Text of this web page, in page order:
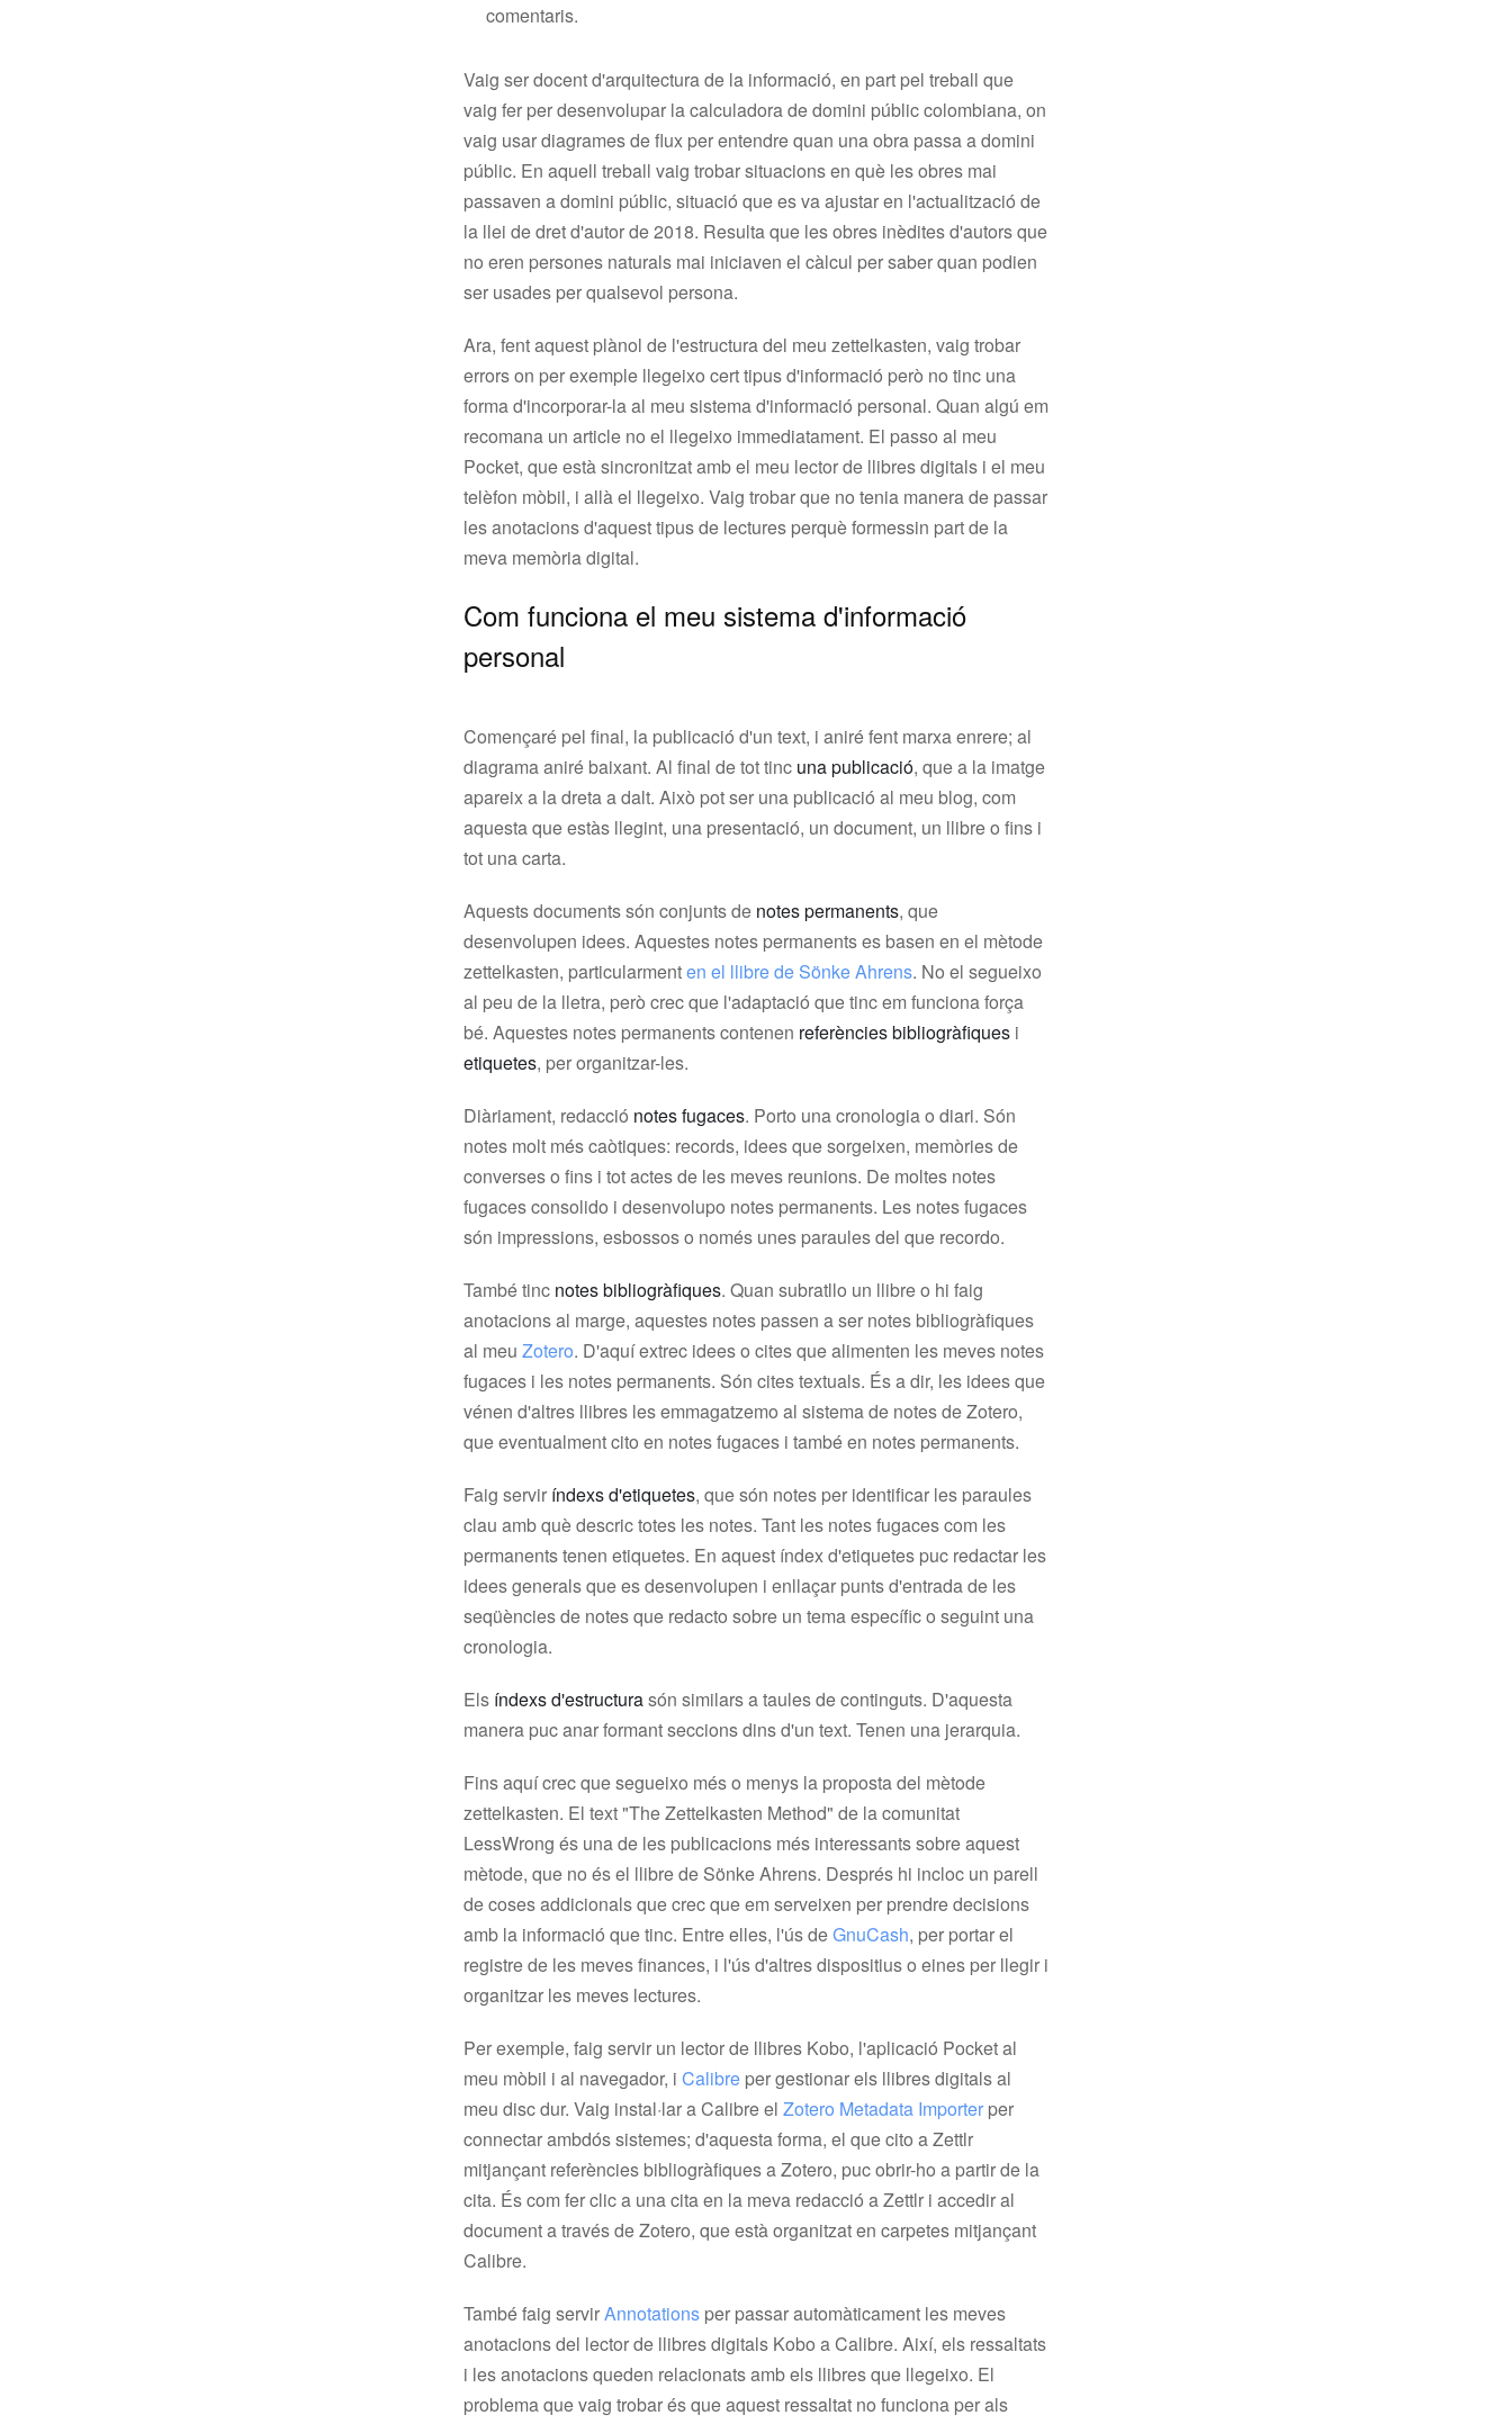
comentaris.
Vaig ser docent d'arquitectura de la informació, en part pel treball que
vaig fer per desenvolupar la calculadora de domini públic colombiana, on
vaig usar diagrames de flux per entendre quan una obra passa a domini
públic. En aquell treball vaig trobar situacions en què les obres mai
passaven a domini públic, situació que es va ajustar en l'actualització de
la llei de dret d'autor de 2018. Resulta que les obres inèdites d'autors que
no eren persones naturals mai iniciaven el càlcul per saber quan podien
ser usades per qualsevol persona.
Ara, fent aquest plànol de l'estructura del meu zettelkasten, vaig trobar
errors on per exemple llegeixo cert tipus d'informació però no tinc una
forma d'incorporar-la al meu sistema d'informació personal. Quan algú em
recomana un article no el llegeixo immediatament. El passo al meu
Pocket, que està sincronitzat amb el meu lector de llibres digitals i el meu
telèfon mòbil, i allà el llegeixo. Vaig trobar que no tenia manera de passar
les anotacions d'aquest tipus de lectures perquè formessin part de la
meva memòria digital.
Com funciona el meu sistema d'informació
personal
Començaré pel final, la publicació d'un text, i aniré fent marxa enrere; al
diagrama aniré baixant. Al final de tot tinc una publicació, que a la imatge
apareix a la dreta a dalt. Això pot ser una publicació al meu blog, com
aquesta que estàs llegint, una presentació, un document, un llibre o fins i
tot una carta.
Aquests documents són conjunts de notes permanents, que
desenvolupen idees. Aquestes notes permanents es basen en el mètode
zettelkasten, particularmenten el llibre de Sönke Ahrens. No el segueixo
al peu de la lletra, però crec que l'adaptació que tinc em funciona força
bé. Aquestes notes permanents contenen referències bibliogràfiques i
etiquetes, per organitzar-les.
Diàriament, redacció notes fugaces. Porto una cronologia o diari. Són
notes molt més caòtiques: records, idees que sorgeixen, memòries de
converses o fins i tot actes de les meves reunions. De moltes notes
fugaces consolido i desenvolupo notes permanents. Les notes fugaces
són impressions, esbossos o només unes paraules del que recordo.
També tinc notes bibliogràfiques. Quan subratllo un llibre o hi faig
anotacions al marge, aquestes notes passen a ser notes bibliogràfiques
al meu Zotero. D'aquí extrec idees o cites que alimenten les meves notes
fugaces i les notes permanents. Són cites textuals. És a dir, les idees que
vénen d'altres llibres les emmagatzemo al sistema de notes de Zotero,
que eventualment cito en notes fugaces i també en notes permanents.
Faig servir índexs d'etiquetes, que són notes per identificar les paraules
clau amb què descric totes les notes. Tant les notes fugaces com les
permanents tenen etiquetes. En aquest índex d'etiquetes puc redactar les
idees generals que es desenvolupen i enllaçar punts d'entrada de les
seqüències de notes que redacto sobre un tema específic o seguint una
cronologia.
Els índexs d'estructurasón similars a taules de continguts. D'aquesta
manera puc anar formant seccions dins d'un text. Tenen una jerarquia.
Fins aquí crec que segueixo més o menys la proposta del mètode
zettelkasten. El text "The Zettelkasten Method" de la comunitat
LessWrong és una de les publicacions més interessants sobre aquest
mètode, que no és el llibre de Sönke Ahrens. Després hi incloc un parell
de coses addicionals que crec que em serveixen per prendre decisions
amb la informació que tinc. Entre elles, l'ús deGnuCash, per portar el
registre de les meves finances, i l'ús d'altres dispositius o eines per llegir i
organitzar les meves lectures.
Per exemple, faig servir un lector de llibres Kobo, l'aplicació Pocket al
meu mòbil i al navegador, i Calibre per gestionar els llibres digitals al
meu disc dur. Vaig instal·lar a Calibre el Zotero Metadata Importer per
connectar ambdós sistemes; d'aquesta forma, el que cito a Zettlr
mitjançant referències bibliogràfiques a Zotero, puc obrir-ho a partir de la
cita. És com fer clic a una cita en la meva redacció a Zettlr i accedir al
document a través de Zotero, que està organitzat en carpetes mitjançant
Calibre.
També faig servirAnnotations per passar automàticament les meves
anotacions del lector de llibres digitals Kobo a Calibre. Així, els ressaltats
i les anotacions queden relacionats amb els llibres que llegeixo. El
problema que vaig trobar és que aquest ressaltat no funciona per als